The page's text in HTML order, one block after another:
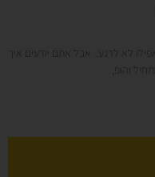
לא לרגע. אבל אתם יודעים איך
והופ,